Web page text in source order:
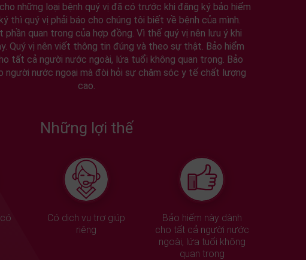
những loại bệnh quý vị đã có trước khi đăng ký bảo hiểm
thì quý vị phải báo cho chúng tôi biết về bệnh của mình.
phần quan trong của hợp đồng. Vì thế quý vị nên lưu ý khi
Quý vị nên viết thông tin đúng và theo sự thật. Bảo hiểm
tất cả người nước ngoài, lứa tuổi không quan trọng. Bảo
người nước ngoại mà đòi hỏi sự chăm sóc y tế chất lượng
cao.
Những lợi thế
Có dịch vụ trợ giúp
riêng
Bảo hiểm này dành
cho tất cả người nước
ngoài, lứa tuổi không
quan trọng